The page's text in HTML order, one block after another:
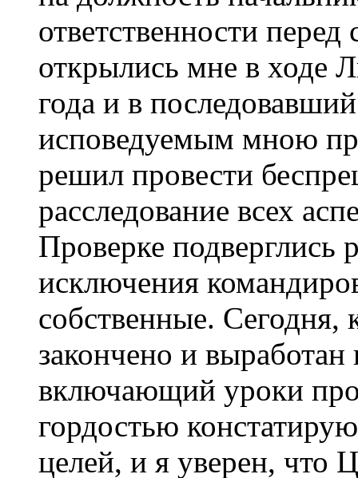
ответственности
открылись мне в ходе
года и в
исповедуемым мною
решил провести
расследование всех
Проверке подверглись
исключения
собственные. Сегодня,
закончено и
включающий уроки
гордостью
целей, и я уверен, что